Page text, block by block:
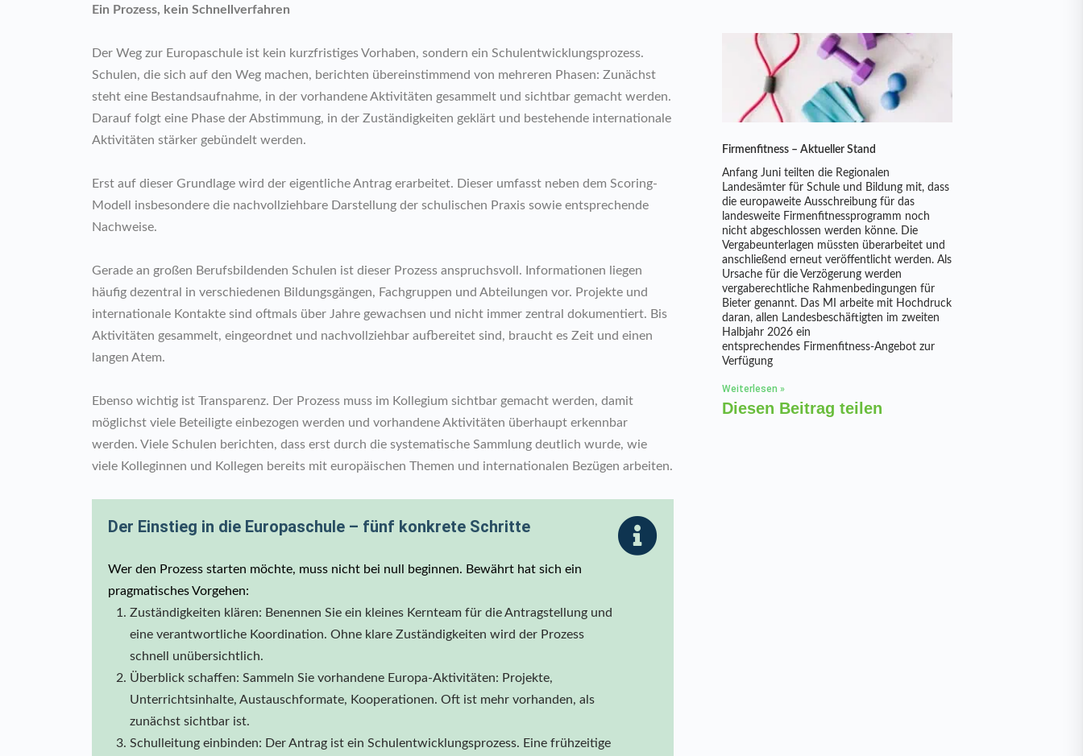
Ein Prozess, kein Schnellverfahren
Der Weg zur Europaschule ist kein kurzfristiges Vorhaben, sondern ein Schulentwicklungsprozess.
Schulen, die sich auf den Weg machen, berichten übereinstimmend von mehreren Phasen: Zunächst
steht eine Bestandsaufnahme, in der vorhandene Aktivitäten gesammelt und sichtbar gemacht werden.
Darauf folgt eine Phase der Abstimmung, in der Zuständigkeiten geklärt und bestehende internationale
Aktivitäten stärker gebündelt werden.
Erst auf dieser Grundlage wird der eigentliche Antrag erarbeitet. Dieser umfasst neben dem Scoring-
Modell insbesondere die nachvollziehbare Darstellung der schulischen Praxis sowie entsprechende
Nachweise.
Gerade an großen Berufsbildenden Schulen ist dieser Prozess anspruchsvoll. Informationen liegen
häufig dezentral in verschiedenen Bildungsgängen, Fachgruppen und Abteilungen vor. Projekte und
internationale Kontakte sind oftmals über Jahre gewachsen und nicht immer zentral dokumentiert. Bis
Aktivitäten gesammelt, eingeordnet und nachvollziehbar aufbereitet sind, braucht es Zeit und einen
langen Atem.
Ebenso wichtig ist Transparenz. Der Prozess muss im Kollegium sichtbar gemacht werden, damit
möglichst viele Beteiligte einbezogen werden und vorhandene Aktivitäten überhaupt erkennbar
werden. Viele Schulen berichten, dass erst durch die systematische Sammlung deutlich wurde, wie
viele Kolleginnen und Kollegen bereits mit europäischen Themen und internationalen Bezügen arbeiten.
Der Einstieg in die Europaschule – fünf konkrete Schritte
Wer den Prozess starten möchte, muss nicht bei null beginnen. Bewährt hat sich ein
pragmatisches Vorgehen:
Zuständigkeiten klären: Benennen Sie ein kleines Kernteam für die Antragstellung und
eine verantwortliche Koordination. Ohne klare Zuständigkeiten wird der Prozess
schnell unübersichtlich.
Überblick schaffen: Sammeln Sie vorhandene Europa-Aktivitäten: Projekte,
Unterrichtsinhalte, Austauschformate, Kooperationen. Oft ist mehr vorhanden, als
zunächst sichtbar ist.
Schulleitung einbinden: Der Antrag ist ein Schulentwicklungsprozess. Eine frühzeitige
Firmenfitness – Aktueller Stand
Anfang Juni teilten die Regionalen
Landesämter für Schule und Bildung mit, dass
die europaweite Ausschreibung für das
landesweite Firmenfitnessprogramm noch
nicht abgeschlossen werden könne. Die
Vergabeunterlagen müssten überarbeitet und
anschließend erneut veröffentlicht werden. Als
Ursache für die Verzögerung werden
vergaberechtliche Rahmenbedingungen für
Bieter genannt. Das MI arbeite mit Hochdruck
daran, allen Landesbeschäftigten im zweiten
Halbjahr 2026 ein
entsprechendes Firmenfitness-Angebot zur
Verfügung
Weiterlesen »
Diesen Beitrag teilen